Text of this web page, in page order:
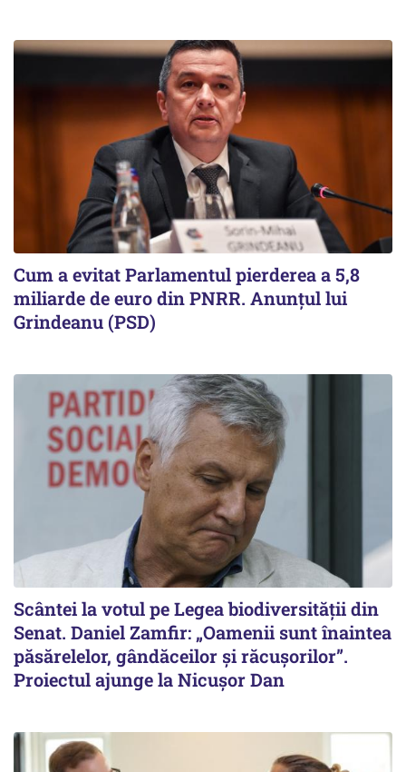
Cum a evitat Parlamentul pierderea a 5,8
miliarde de euro din PNRR. Anunțul lui
Grindeanu (PSD)
Scântei la votul pe Legea biodiversității din
Senat. Daniel Zamfir: „Oamenii sunt înaintea
păsărelelor, gândăceilor și răcușorilor”.
Proiectul ajunge la Nicușor Dan